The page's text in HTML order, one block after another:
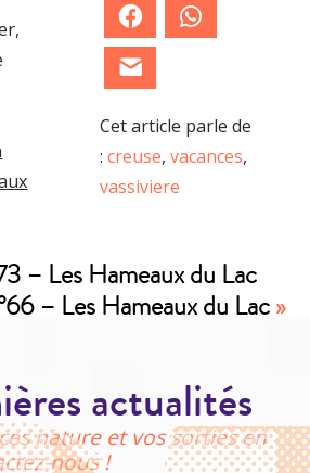
Facebook
Cet article parle de
: creuse, vacances,
vassiviere
– Les Hameaux du Lac
– Les Hameaux du Lac»
actualités
nature et vos sorties en
nous !